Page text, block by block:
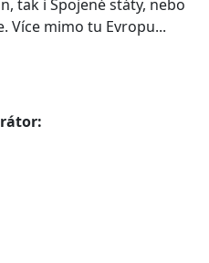
tak i Spojené státy, nebo
Více mimo tu Evropu...